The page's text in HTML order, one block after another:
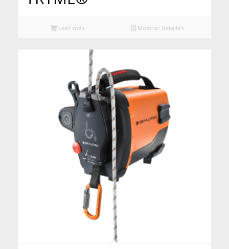
Leer más Mostrar detalles